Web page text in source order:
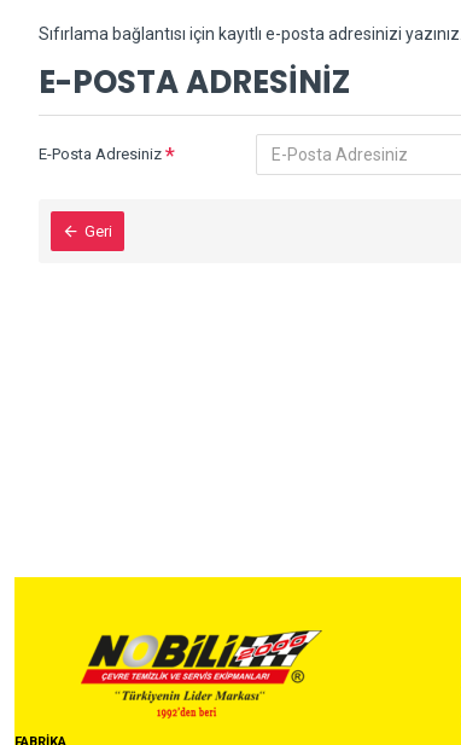
Sıfırlama bağlantısı için kayıtlı e-posta adresinizi yazınız.
E-POSTA ADRESINIZ
E-Posta Adresiniz
Geri